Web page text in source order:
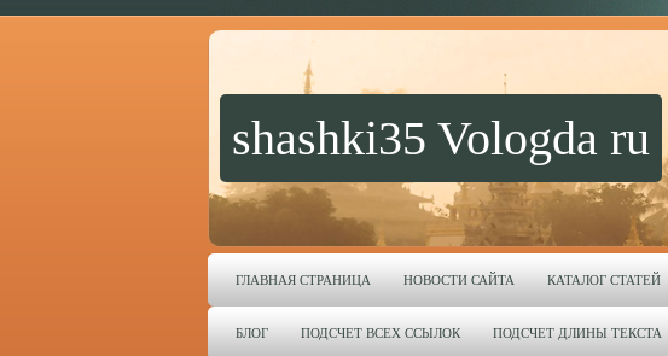
shashki35 Vologda ru
ГЛАВНАЯ СТРАНИЦА НОВОСТИ САЙТА КАТАЛОГ СТАТЕЙ
БЛОГ ПОДСЧЕТ ВСЕХ ССЫЛОК ПОДСЧЕТ ДЛИНЫ ТЕКСТА